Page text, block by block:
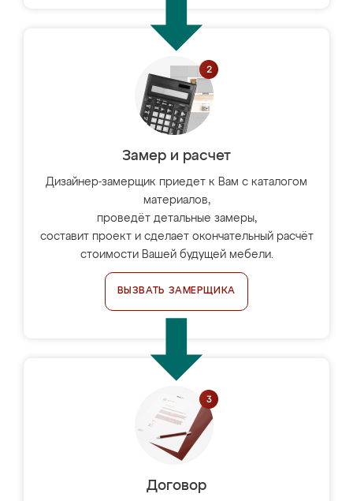
Замер и расчет
Дизайнер-замерщик приедет к Вам с каталогом
материалов,
проведёт детальные замеры,
составит проект и сделает окончательный расчёт
стоимости Вашей будущей мебели.
ВЫЗВАТЬ ЗАМЕРЩИКА
Договор